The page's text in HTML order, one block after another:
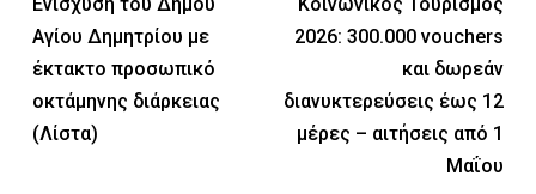
Αγίου Δημητρίου με
έκτακτο προσωπικό
οκτάμηνης διάρκειας
(Λίστα)
2026: 300.000 vouchers
και δωρεάν
διανυκτερεύσεις έως 12
μέρες – αιτήσεις από 1
Μαΐου